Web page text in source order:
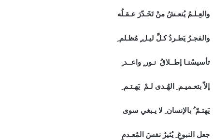
والعِـلـمُ يُنعـشُ منْ تَخَـدّرَ عـقـلُه
والفجـرُ يَطـردُ كـلَّ ليـل ٍ مُظـلم ِ
تأسيسُنـا إطــلاقُ نـور ٍ واعــد ٍ
إلاّ بتعـميـم ِ الهُـدى لـمْ يَهـتـم ِ
يَهتـمّ ُ بالإنسان ِ لا يـبغي سوى
جعل النبوغِ ِ يُثيرُ نفسَ المُعـدمِ